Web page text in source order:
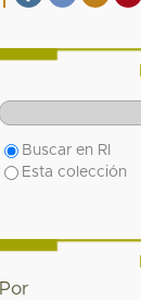
Buscar en RI
Esta colección
Por